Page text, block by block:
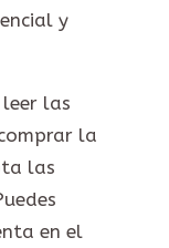
y
las
la
las
en el